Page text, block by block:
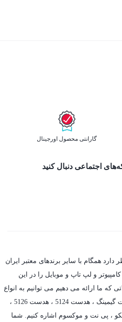
گارانتی محصول اورجینال
اجتماعی دنبال کنید
همگام با سایر برندهای معتبر ایران
و لپ تاپ و موبایل را در این
که ما ارائه می دهیم می توانیم به انواع
گیمینگ ، هدست 5124 ، هدست 5126 ،
، پی نت و موکسوم اشاره کنیم. شما